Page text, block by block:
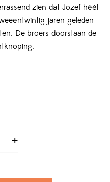
zien dat Jozef héél
jaren geleden
De broers doorstaan de